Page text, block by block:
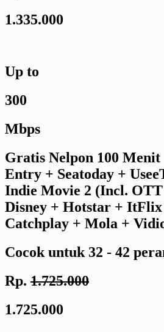
1.335.000
Up to
300
Mbps
Gratis Nelpon 100 Menit
Entry + Seatoday +
Indie Movie 2 (Incl.
Disney + Hotstar + ItFlix
Catchplay + Mola +
Cocok untuk 32 - 42
Rp. 1.725.000
1.725.000